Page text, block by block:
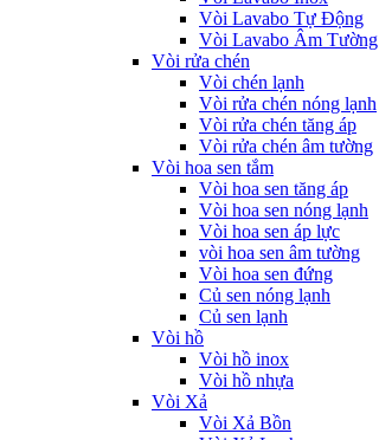
Vòi Lavabo Tự Động
Vòi Lavabo Âm Tường
Vòi rửa chén
Vòi chén lạnh
Vòi rửa chén nóng lạnh
Vòi rửa chén tăng áp
Vòi rửa chén âm tường
Vòi hoa sen tắm
Vòi hoa sen tăng áp
Vòi hoa sen nóng lạnh
Vòi hoa sen áp lực
vòi hoa sen âm tường
Vòi hoa sen đứng
Củ sen nóng lạnh
Củ sen lạnh
Vòi hồ
Vòi hồ inox
Vòi hồ nhựa
Vòi Xả
Vòi Xả Bồn